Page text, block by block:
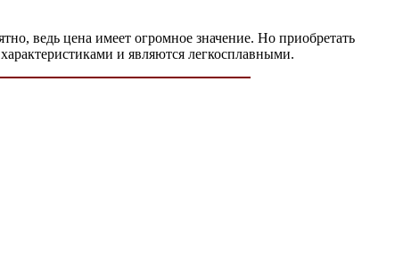
ведь цена имеет огромное значение. Но приобретать
и являются легкосплавными.